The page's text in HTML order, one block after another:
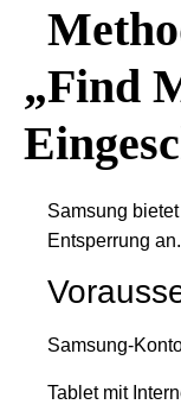
„Find
Samsung
Entsperrung an.
Samsung-
Tablet mit